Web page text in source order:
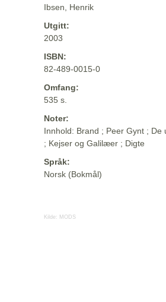
Ibsen, Henrik
Utgitt:
2003
ISBN:
82-489-0015-0
Omfang:
535 s.
Noter:
Innhold: Brand ; Peer Gynt ; De
; Kejser og Galilæer ; Digte
Språk:
Norsk (Bokmål)
Kilde: MODS